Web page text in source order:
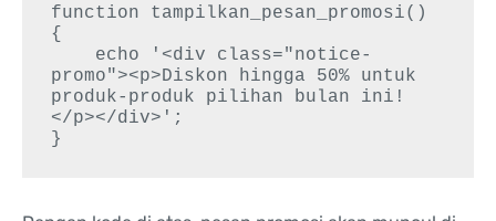
function tampilkan_pesan_promosi()
{
promo"><p>Diskon hingga 50% untuk
produk-produk pilihan bulan ini!
</p></div>';